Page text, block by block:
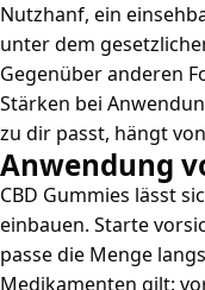
Nutzhanf, ein
unter dem
Gegenüber anderen
Stärken bei
zu dir passt, hängt
Anwendung
CBD Gummies lässt
einbauen. Starte
passe die Menge
Medikamenten gilt: